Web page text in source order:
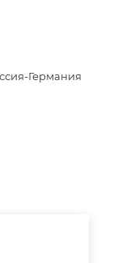
Германия